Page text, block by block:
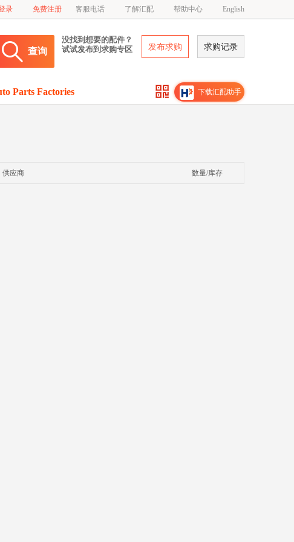
录 免费注册 客服电话 了解汇配 帮助中心 English
查询
没找到想要的配件？
试试发布到求购专区
发布求购 求购记录
Parts Factories 下载汇配助手
供应商 数量/库存